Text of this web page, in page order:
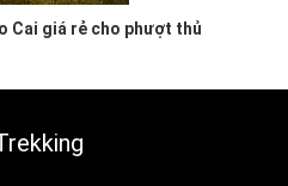
Cai giá rẻ cho phượt thủ